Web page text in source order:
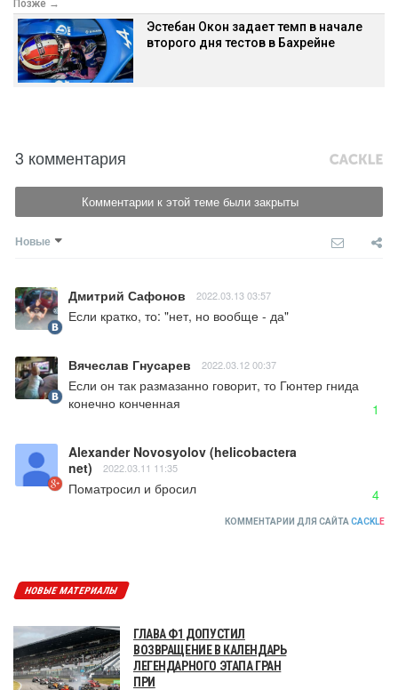
Позже →
Эстебан Окон задает темп в начале
второго дня тестов в Бахрейне
3 комментария
Комментарии к этой теме были закрыты
Новые
Дмитрий Сафонов 2022.03.13 03:57
Если кратко, то: "нет, но вообще - да"
Вячеслав Гнусарев 2022.03.12 00:37
Если он так размазанно говорит, то Гюнтер гнида
конечно конченная
1
Alexander Novosyolov (helicobactera
net)
2022.03.11 11:35
Поматросил и бросил 4
КОММЕНТАРИИ ДЛЯ САЙТА CACKLE
НОВЫЕ МАТЕРИАЛЫ
ГЛАВА Ф1 ДОПУСТИЛ
ВОЗВРАЩЕНИЕ В КАЛЕНДАРЬ
ЛЕГЕНДАРНОГО ЭТАПА ГРАН
ПРИ